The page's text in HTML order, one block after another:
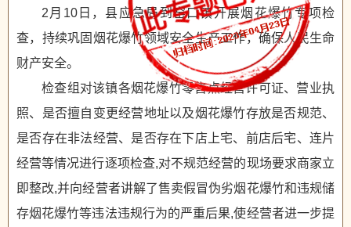
2月10日，县应急局到窑口镇开展烟花爆竹专项检
查，持续巩固烟花爆竹领域安全生产工作，确保人民生命
财产安全。
检查组对该镇各烟花爆竹零售点经营许可证、营业执
照、是否擅自变更经营地址以及烟花爆竹存放是否规范、
是否存在非法经营、是否存在下店上宅、前店后宅、连片
经营等情况进行逐项检查,对不规范经营的现场要求商家立
即整改,并向经营者讲解了售卖假冒伪劣烟花爆竹和违规储
存烟花爆竹等违法违规行为的严重后果,使经营者进一步提